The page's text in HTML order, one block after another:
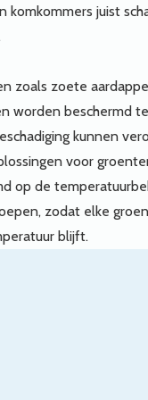
komkommers juist
zoals zoete
worden beschermd
kunnen
voor
op de
zodat elke
blijft.